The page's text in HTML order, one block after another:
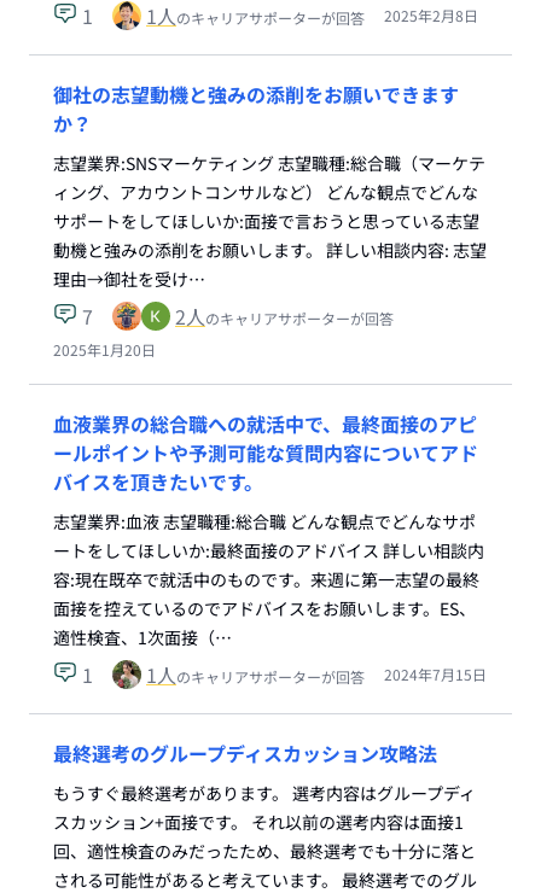
1 1人のキャリアサポーターが回答 2025年2月8日
御社の志望動機と強みの添削をお願いできます
か？
志望業界:SNSマーケティング 志望職種:総合職（マーケテ
ィング、アカウントコンサルなど） どんな観点でどんな
サポートをしてほしいか:面接で言おうと思っている志望
動機と強みの添削をお願いします。 詳しい相談内容: 志望
理由→御社を受け…
7 2人のキャリアサポーターが回答
2025年1月20日
血液業界の総合職への就活中で、最終面接のアピ
ールポイントや予測可能な質問内容についてアド
バイスを頂きたいです。
志望業界:血液 志望職種:総合職 どんな観点でどんなサポ
ートをしてほしいか:最終面接のアドバイス 詳しい相談内
容:現在既卒で就活中のものです。来週に第一志望の最終
面接を控えているのでアドバイスをお願いします。ES、
適性検査、1次面接（…
1 1人のキャリアサポーターが回答 2024年7月15日
最終選考のグループディスカッション攻略法
もうすぐ最終選考があります。 選考内容はグループディ
スカッション+面接です。 それ以前の選考内容は面接1
回、適性検査のみだったため、最終選考でも十分に落と
される可能性があると考えています。 最終選考でのグル